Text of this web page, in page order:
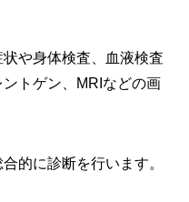
や身体検査、血液検査
トゲン、MRIなどの画
的に診断を行います。